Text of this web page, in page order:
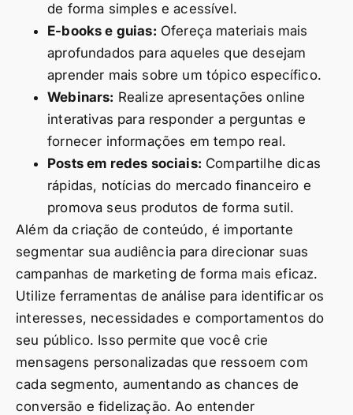
de forma simples e acessível.
E-books e guias: Ofereça materiais mais
aprofundados para aqueles que desejam
aprender mais sobre um tópico específico.
Webinars: Realize apresentações online
interativas para responder a perguntas e
fornecer informações em tempo real.
Posts em redes sociais: Compartilhe dicas
rápidas, notícias do mercado financeiro e
promova seus produtos de forma sutil.
Além da criação de conteúdo, é importante
segmentar sua audiência para direcionar suas
campanhas de marketing de forma mais eficaz.
Utilize ferramentas de análise para identificar os
interesses, necessidades e comportamentos do
seu público. Isso permite que você crie
mensagens personalizadas que ressoem com
cada segmento, aumentando as chances de
conversão e fidelização. Ao entender